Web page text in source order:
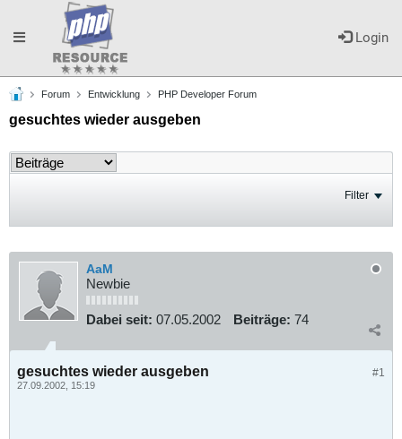
Login
Toggle
navigation
Forum Entwicklung PHP Developer Forum
gesuchtes wieder ausgeben
Filter
AaM
Newbie
Dabei seit: 07.05.2002 Beiträge: 74
#1
gesuchtes wieder ausgeben
27.09.2002, 15:19